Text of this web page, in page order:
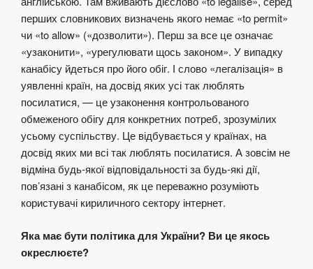
перших словникових визначень якого немає «to permit»
чи «to allow» («дозволити»). Перш за все це означає
«узаконити», «урегулювати щось законом». У випадку
канабісу йдеться про його обіг. І слово «легалізація» в
уявленні країн, на досвід яких усі так люблять
посилатися, — це узаконення контрольованого
обмеженого обігу для конкретних потреб, зрозумілих
усьому суспільству. Це відбувається у країнах, на
досвід яких ми всі так люблять посилатися. А зовсім не
відміна будь-якої відповідальності за будь-які дії,
пов’язані з канабісом, як це переважно розуміють
користувачі кириличного сектору інтернет.
Яка має бути політика для України? Ви це якось
окреслюєте?